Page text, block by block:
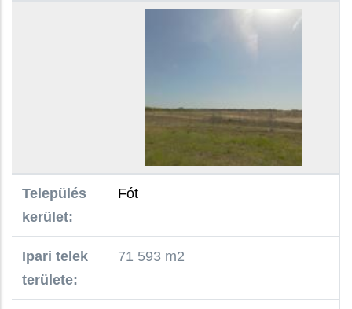
Település
kerület:
Fót
Ipari telek
területe:
71 593 m2